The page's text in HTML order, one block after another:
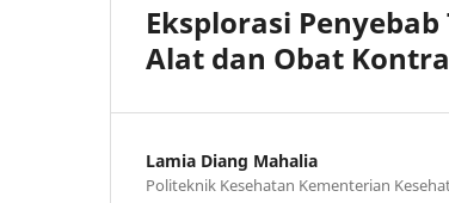
Eksplorasi
Alat dan Obat
Lamia Diang Mahalia
Politeknik Kesehatan Kementerian